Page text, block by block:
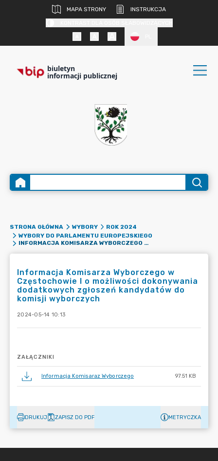
MAPA STRONY
INSTRUKCJA
biuletyn
informacji publicznej
STRONA GŁÓWNA WYBORY
ROK 2024
WYBORY DO PARLAMENTU EUROPEJSKIEGO
INFORMACJA KOMISARZA WYBORCZEGO W CZĘSTOCHOWIE I O MOŻLIWOŚCI DOKONYWANIA DODATKOWYCH ZGŁOSZEŃ KANDYDATÓW DO KOMISJI WYBORCZYCH
Informacja Komisarza Wyborczego w
Częstochowie I o możliwości dokonywania
dodatkowych zgłoszeń kandydatów do
komisji wyborczych
2024-05-14 10:13
ZAŁĄCZNIKI
Informacja Komisaraz Wyborczego 97.51 KB
DRUKUJ ZAPISZ DO PDF METRYCZKA